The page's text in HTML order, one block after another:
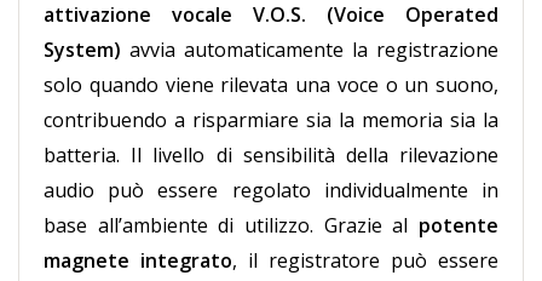
attivazione vocale V.O.S. (Voice Operated
System) avvia automaticamente la registrazione
solo quando viene rilevata una voce o un suono,
contribuendo a risparmiare sia la memoria sia la
batteria. Il livello di sensibilità della rilevazione
audio può essere regolato individualmente in
base all’ambiente di utilizzo. Grazie al potente
magnete integrato, il registratore può essere